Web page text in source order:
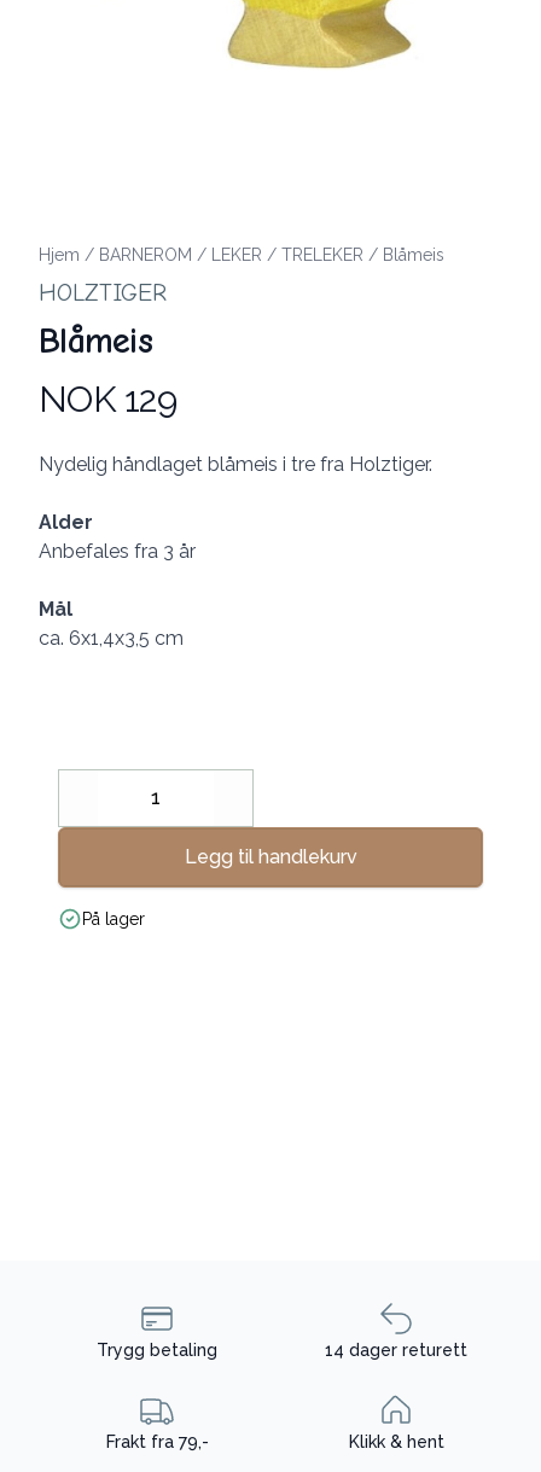
Hjem / BARNEROM / LEKER / TRELEKER / Blåmeis
HOLZTIGER
Blåmeis
Produktdetaljer
NOK 129
Description
Nydelig håndlaget blåmeis i tre fra Holztiger.
Alder
Anbefales fra 3 år
Mål
ca. 6x1,4x3,5 cm
Decrease
Legg til handlekurv
På lager
Trygg betaling 14 dager returett
Frakt fra 79,- Klikk & hent